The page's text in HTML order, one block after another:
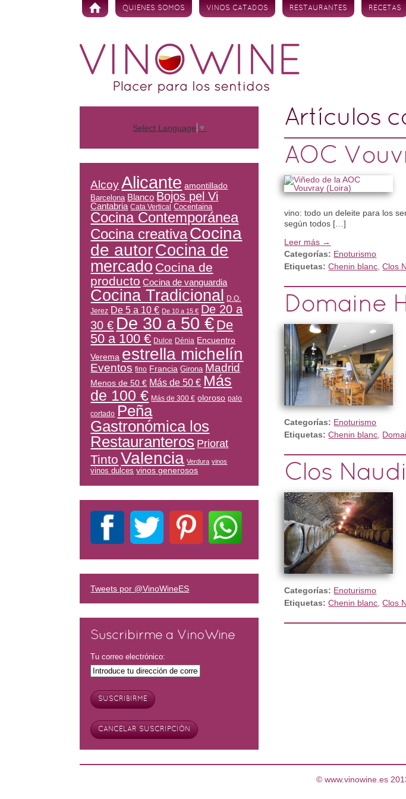
Skip to content
QUIENES SOMOS VINOS CATADOS RESTAURANTES RECETAS
Artículos
AOC
vino: todo un deleite para los
según todos […]
Leer más →
Categorías: Enoturismo
Etiquetas: Chenin blanc ,Clos
Domaine
Categorías: Enoturismo
Etiquetas: Chenin blanc
Clos
Categorías: Enoturismo
Etiquetas: Chenin blanc ,Clos
Select Language ▼
Alcoy Alicante amontillado
Barcelona Blanco Bojos pel Vi
Cantabria Cata Vertical Cocentaina
Cocina Contemporánea
Cocina creativaCocina
de autorCocina de
mercado Cocina de
producto Cocina de vanguardia
Cocina Tradicional
D.O.
Jerez De 5 a 10 € De 10 a 15 € De 20 a
30 € De 30 a 50 € De
50 a 100 € Dulce Dénia Encuentro
Verema estrella michelín
Eventos fino Francia Girona Madrid
Menos de 50 € Más de 50 € Más
de 100 € Más de 300 € oloroso palo
cortado Peña
Gastronómica los
Restauranteros Priorat
Tinto Valencia Verdura vinos
vinos dulces vinos generosos
Tweets por @VinoWineES
Suscribirme a VinoWine
Tu correo electrónico:
© www.vinowine.es